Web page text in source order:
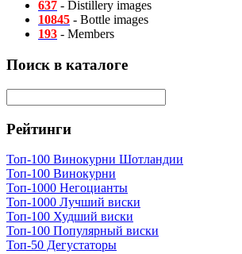
637 - Distillery images
10845 - Bottle images
193 - Members
Поиск в каталоге
Рейтинги
Топ-100 Винокурни Шотландии
Топ-100 Винокурни
Топ-1000 Негоцианты
Топ-1000 Лучший виски
Топ-100 Худший виски
Топ-100 Популярный виски
Топ-50 Дегустаторы